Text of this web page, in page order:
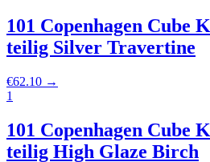
101 Copenhagen Cube
teilig Silver Travertine
€62.10 →
1
101 Copenhagen Cube
teilig High Glaze Birch